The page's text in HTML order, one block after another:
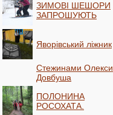
ЗИМОВІ ШЕШОРИ
ЗАПРОШУЮТЬ
Яворівський ліжник
Стежинами Олекси
Довбуша
ПОЛОНИНА
РОСОХАТА.